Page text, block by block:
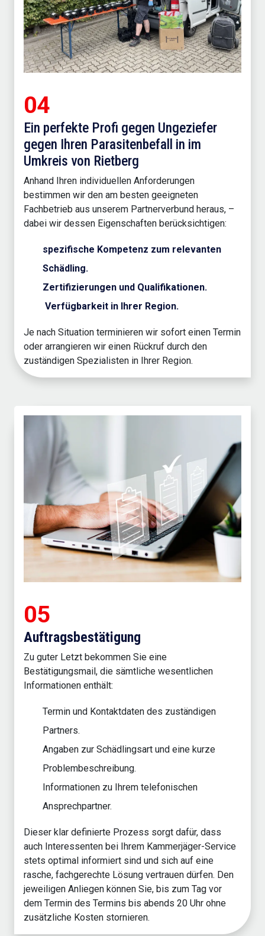
04
Ein perfekte Profi gegen Ungeziefer
gegen Ihren Parasitenbefall in im
Umkreis von Rietberg
Anhand Ihren individuellen Anforderungen
bestimmen wir den am besten geeigneten
Fachbetrieb aus unserem Partnerverbund heraus, –
dabei wir dessen Eigenschaften berücksichtigen:
spezifische Kompetenz zum relevanten
Schädling.
Zertifizierungen und Qualifikationen.
Verfügbarkeit in Ihrer Region.
Je nach Situation terminieren wir sofort einen Termin
oder arrangieren wir einen Rückruf durch den
zuständigen Spezialisten in Ihrer Region.
05
Auftragsbestätigung
Zu guter Letzt bekommen Sie eine
Bestätigungsmail, die sämtliche wesentlichen
Informationen enthält:
Termin und Kontaktdaten des zuständigen
Partners.
Angaben zur Schädlingsart und eine kurze
Problembeschreibung.
Informationen zu Ihrem telefonischen
Ansprechpartner.
Dieser klar definierte Prozess sorgt dafür, dass
auch Interessenten bei Ihrem Kammerjäger-Service
stets optimal informiert sind und sich auf eine
rasche, fachgerechte Lösung vertrauen dürfen. Den
jeweiligen Anliegen können Sie, bis zum Tag vor
dem Termin des Termins bis abends 20 Uhr ohne
zusätzliche Kosten stornieren.